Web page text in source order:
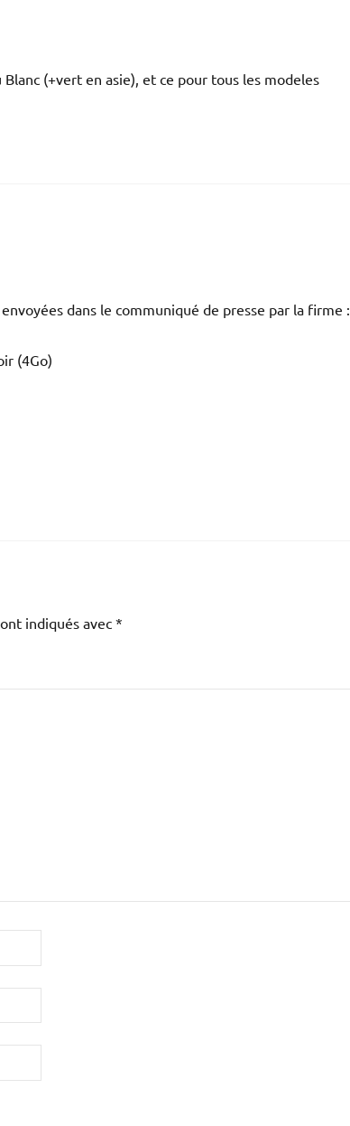
(+vert en asie), et ce pour tous les modeles
dans le communiqué de presse par la firme :
(4Go)
indiqués avec *